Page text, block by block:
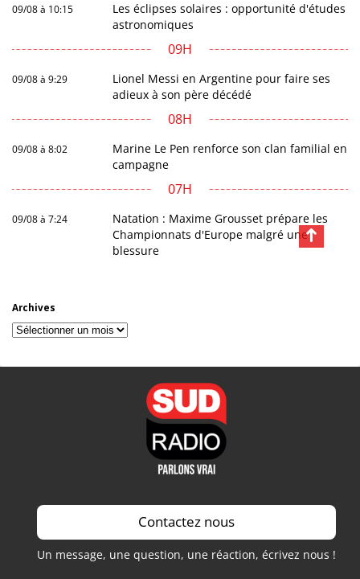
09/08 à 10:15
Les éclipses solaires : opportunité d'études
astronomiques
09H
09/08 à 9:29
Lionel Messi en Argentine pour faire ses
adieux à son père décédé
08H
09/08 à 8:02
Marine Le Pen renforce son clan familial en
campagne
07H
09/08 à 7:24
Natation : Maxime Grousset prépare les
Championnats d'Europe malgré une
blessure
Archives
Archives
Contactez nous
Un message, une question, une réaction, écrivez nous !